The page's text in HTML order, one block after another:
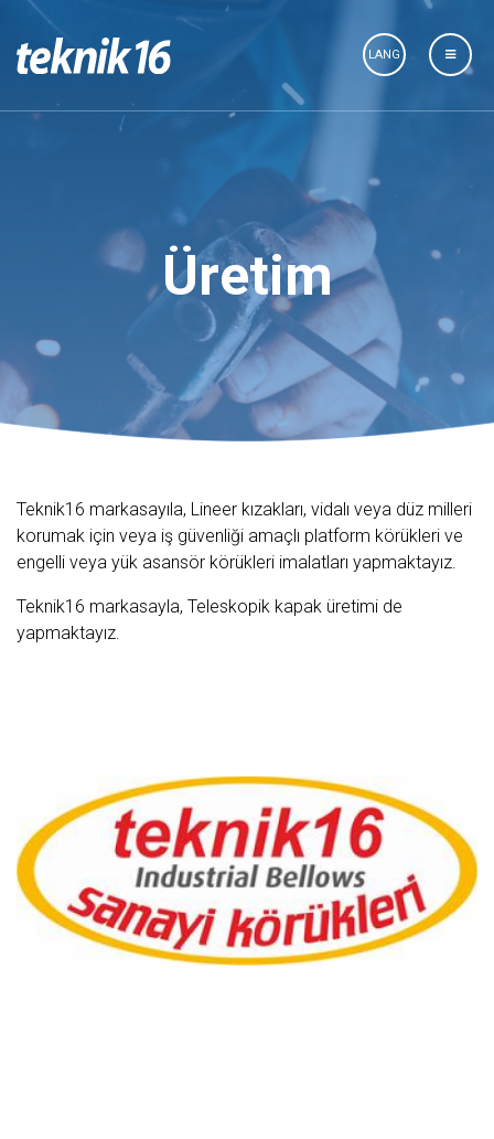
LANG
Üretim
Teknik16 markasayıla, Lineer kızakları, vidalı veya düz milleri
korumak için veya iş güvenliği amaçlı platform körükleri ve
engelli veya yük asansör körükleri imalatları yapmaktayız.
Teknik16 markasayla, Teleskopik kapak üretimi de
yapmaktayız.